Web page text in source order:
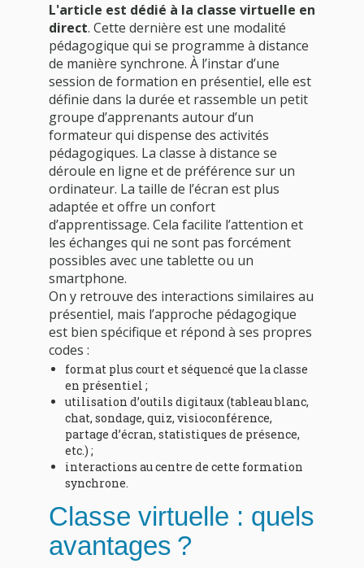
L'article est dédié à la classe virtuelle en
direct. Cette dernière est une modalité
pédagogique qui se programme à distance
de manière synchrone. À l’instar d’une
session de formation en présentiel, elle est
définie dans la durée et rassemble un petit
groupe d’apprenants autour d’un
formateur qui dispense des activités
pédagogiques. La classe à distance se
déroule en ligne et de préférence sur un
ordinateur. La taille de l’écran est plus
adaptée et offre un confort
d’apprentissage. Cela facilite l’attention et
les échanges qui ne sont pas forcément
possibles avec une tablette ou un
smartphone.
On y retrouve des interactions similaires au
présentiel, mais l’approche pédagogique
est bien spécifique et répond à ses propres
codes :
format plus court et séquencé que la classe
en présentiel ;
utilisation d’outils digitaux (tableau blanc,
chat, sondage, quiz, visioconférence,
partage d’écran, statistiques de présence,
etc.) ;
interactions au centre de cette formation
synchrone.
Classe virtuelle : quels
avantages ?